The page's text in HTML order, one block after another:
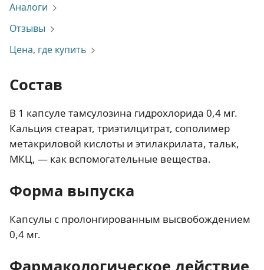
Аналоги
Отзывы
Цена, где купить
Состав
В 1 капсуле тамсулозина гидрохлорида 0,4 мг.
Кальция стеарат, триэтилцитрат, сополимер
метакриловой кислоты и этилакрилата, тальк,
МКЦ, — как вспомогательные вещества.
Форма выпуска
Капсулы с пролонгированным высвобождением
0,4 мг.
Фармакологическое действие